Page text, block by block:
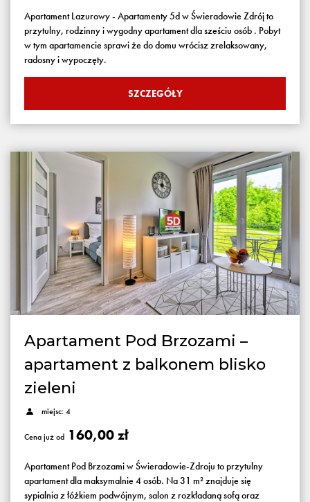
Apartament Lazurowy - Apartamenty 5d w Świeradowie Zdrój to
przytulny, rodzinny i wygodny apartament dla sześciu osób . Pobyt
w tym apartamencie sprawi że do domu wrócisz zrelaksowany,
radosny i wypoczęty.
SZCZEGÓŁY
Apartament Pod Brzozami –
apartament z balkonem blisko
zieleni
miejsc: 4
Cena już od 160,00 zł
Apartament Pod Brzozami w Świeradowie-Zdroju to przytulny
apartament dla maksymalnie 4 osób. Na 31 m² znajduje się
sypialnia z łóżkiem podwójnym, salon z rozkładaną sofą oraz